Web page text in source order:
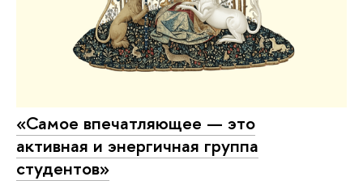
«Самое впечатляющее — это
активная и энергичная группа
студентов»